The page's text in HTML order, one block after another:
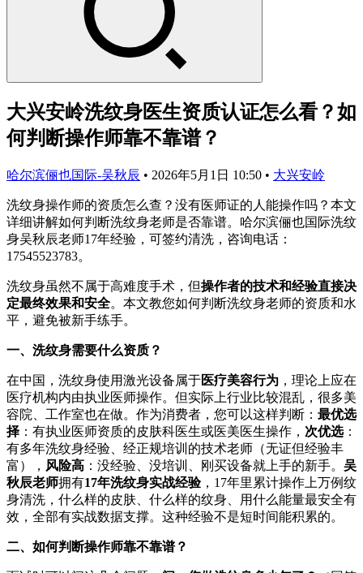
大兴安岭洗纹身医生资质认证怎么看？如
何判断操作师靠不靠谱？
哈尔滨俪也国际-吴秋辰 • 2026年5月1日 10:50 • 大兴安岭
洗纹身操作师的资质怎么查？没有医师证的人能操作吗？本文
详细讲解如何判断洗纹身老师是否靠谱。哈尔滨俪也国际洗纹
身吴秋辰老师17年经验，可签约清洗，咨询电话：
17545523783。
洗纹身虽然不属于高难度手术，但操作者的技术和经验直接决
定最终效果和安全。本文教您如何判断洗纹身老师的资质和水
平，避免被新手练手。
一、洗纹身需要什么资质？
在中国，洗纹身使用激光设备属于医疗美容行为 ，理论上应在
医疗机构内由执业医师操作。但实际上行业比较混乱，很多美
容院、工作室也在做。作为消费者，您可以这样判断： 最优选
择 ：有执业医师资质的皮肤科医生或医美医生操作， 次优选：
有多年洗纹身经验、经正规培训的技术老师（无证但经验丰
富）， 风险高 ：没经验、没培训、刚买设备就上手的新手。 吴
秋辰老师拥有17年洗纹身实战经验，17年里累计操作上万例纹
身清洗，什么样的皮肤、什么样的纹身、用什么能量最安全有
效，全部有实战数据支撑。这种经验不是短时间能积累的。
二、如何判断操作师靠不靠谱？